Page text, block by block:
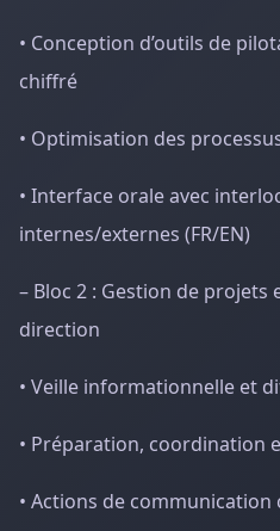
• Conception d’outils de
chiffré
• Optimisation des
• Interface orale avec
internes/externes (FR/EN)
– Bloc 2 : Gestion de projets
direction
• Veille informationnelle et
• Préparation, coordination
• Actions de communication